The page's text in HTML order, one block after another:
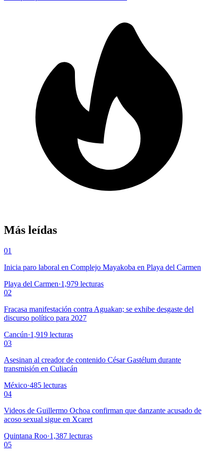
Más leídas
01
Inicia paro laboral en Complejo Mayakoba en Playa del Carmen
Playa del Carmen·1,979 lecturas
02
Fracasa manifestación contra Aguakan; se exhibe desgaste del
discurso político para 2027
Cancún·1,919 lecturas
03
Asesinan al creador de contenido César Gastélum durante
transmisión en Culiacán
México·485 lecturas
04
Videos de Guillermo Ochoa confirman que danzante acusado de
acoso sexual sigue en Xcaret
Quintana Roo·1,387 lecturas
05